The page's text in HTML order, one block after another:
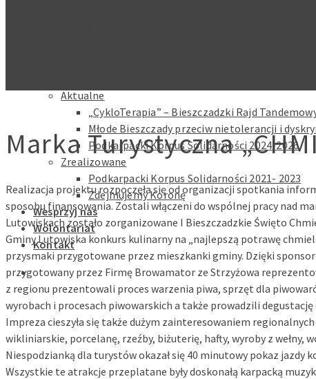
Aktualne
„CykloTerapia” – Bieszczadzki Rajd
Młode Bieszczady przeciw nietolerancji i
Podkarpacki Korpus Solidarności 2024-2026
Zrealizowane
Podkarpacki Korpus Solidarności 2021- 2023
Zdejmujemy Koronę
Wesprzyj nas
Wolontariat
Kontakt
Marka Turystyczna
Realizacja projektu rozpoczęła się od organizacji spotkania
sposobu finansowania. Zostali włączeni do wspólnej pracy nad
Lutowiskach zostało zorganizowane I Bieszczadzkie Święto
Gminy Lutowiska konkurs kulinarny na „najlepszą potrawę
przysmaki przygotowane przez mieszkanki gminy. Dzięki
przygotowany przez Firmę Browamator ze Strzyżowa
z regionu prezentowali proces warzenia piwa, sprzęt dla
wyrobach i procesach piwowarskich a także prowadzili
Impreza cieszyła się także dużym zainteresowaniem
wikliniarskie, porcelanę, rzeźby, biżuterię, hafty, wyroby z wełny,
Niespodzianką dla turystów okazał się 40 minutowy pokaz jazdy
Wszystkie te atrakcje przeplatane były doskonałą karpacką